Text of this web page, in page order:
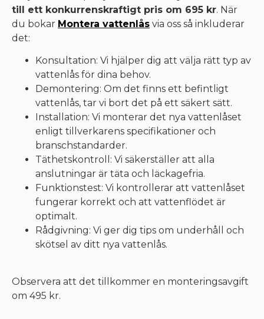
till ett konkurrenskraftigt pris om 695 kr. När
du bokar Montera vattenlås via oss så inkluderar
det:
Konsultation: Vi hjälper dig att välja rätt typ av
vattenlås för dina behov.
Demontering: Om det finns ett befintligt
vattenlås, tar vi bort det på ett säkert sätt.
Installation: Vi monterar det nya vattenlåset
enligt tillverkarens specifikationer och
branschstandarder.
Täthetskontroll: Vi säkerställer att alla
anslutningar är täta och läckagefria.
Funktionstest: Vi kontrollerar att vattenlåset
fungerar korrekt och att vattenflödet är
optimalt.
Rådgivning: Vi ger dig tips om underhåll och
skötsel av ditt nya vattenlås.
Observera att det tillkommer en monteringsavgift
om 495 kr.